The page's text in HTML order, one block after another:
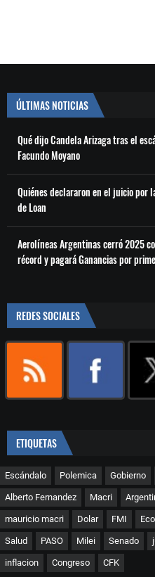
ÚLTIMAS NOTICIAS
Qué dijo Candela Arizaga tras el
Facundo Moyano
Quiénes declararon en el juicio por
de Loan
Aerolíneas Argentinas cerró 2025
récord y pagará Ganancias por
REDES SOCIALES
ETIQUETAS
Escándalo Polemica Gobierno
Alberto Fernandez Macri
mauricio macri Dolar FMI
Salud PASO Milei Senado
inflacion Congreso CFK